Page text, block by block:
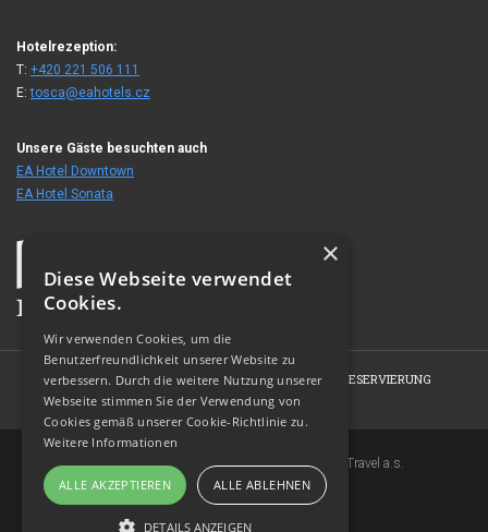
Hotelrezeption:
T: +420 221 506 111
E:tosca@eahotels.cz
Unsere Gäste besuchten auch
EA Hotel Downtown
EA Hotel Sonata
HOME HOTEL ZIMMER ANGEBOTE
RESERVIERUNG
FOTOGALERIE
KONTAKT
Copyright © 2007-2026 EuroAgentur Hotels&Travel a.s.
www.bezvapobyt.cz
Allgemeine Buchungsbedingungen
Datenschutzerklärung
×
Diese Webseite verwendet
Cookies.
Wir verwenden Cookies, um die
Benutzerfreundlichkeit unserer Website zu
verbessern. Durch die weitere Nutzung unserer
Webseite stimmen Sie der Verwendung von
Cookies gemäß unserer Cookie-Richtlinie zu.
Weitere Informationen
ALLE AKZEPTIEREN ALLE ABLEHNEN
DETAILS ANZEIGEN